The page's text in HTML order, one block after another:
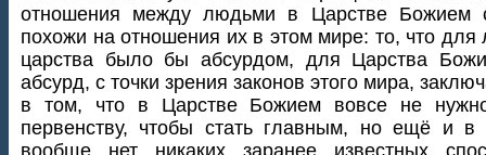
отношения между людьми в Царстве Божием
похожи на отношения их в этом мире: то, что для
царства было бы абсурдом, для Царства
абсурд, с точки зрения законов этого мира,
в том, что в Царстве Божием вовсе не
первенству, чтобы стать главным, но ещё и в